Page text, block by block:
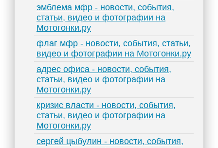
эмблема мфр - новости, события,
статьи, видео и фотографии на
Мотогонки.ру
флаг мфр - новости, события, статьи,
видео и фотографии на Мотогонки.ру
адрес офиса - новости, события,
статьи, видео и фотографии на
Мотогонки.ру
кризис власти - новости, события,
статьи, видео и фотографии на
Мотогонки.ру
сергей цыбулин - новости, события,